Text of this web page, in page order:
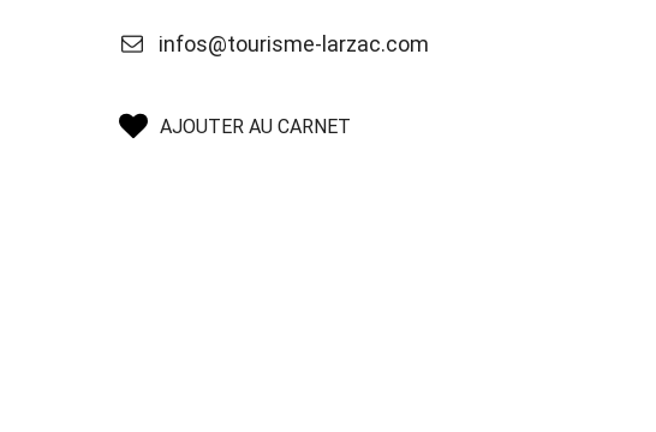
infos@tourisme-larzac.com
AJOUTER AU CARNET